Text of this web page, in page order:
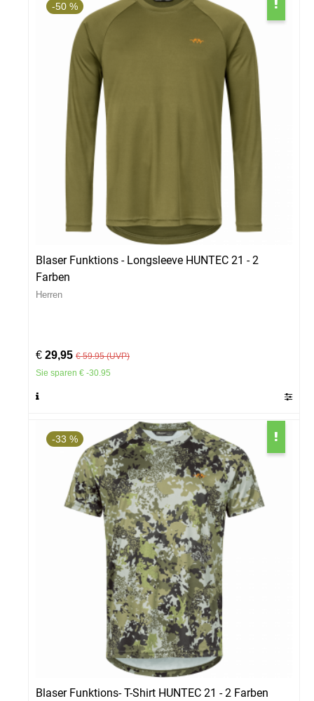
-50 %
Blaser Funktions - Longsleeve HUNTEC 21 - 2
Farben
Herren
€ 29,95 € 59.95 (UVP)
Sie sparen € -30.95
-33 %
Blaser Funktions- T-Shirt HUNTEC 21 - 2 Farben